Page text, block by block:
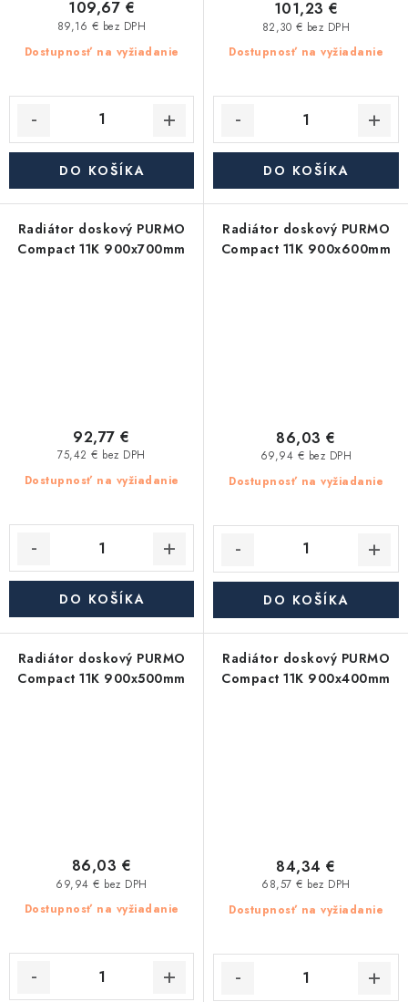
Dostupnosť na vyžiadanie
89,16 € bez DPH
109,67 €
DO KOŠÍKA
Dostupnosť na vyžiadanie
82,30 € bez DPH
101,23 €
DO KOŠÍKA
Radiátor doskový PURMO
Compact 11K 900x700mm
Dostupnosť na vyžiadanie
75,42 € bez DPH
92,77 €
DO KOŠÍKA
Radiátor doskový PURMO
Compact 11K 900x600mm
Dostupnosť na vyžiadanie
69,94 € bez DPH
86,03 €
DO KOŠÍKA
Radiátor doskový PURMO
Compact 11K 900x500mm
Dostupnosť na vyžiadanie
69,94 € bez DPH
86,03 €
Radiátor doskový PURMO
Compact 11K 900x400mm
Dostupnosť na vyžiadanie
68,57 € bez DPH
84,34 €